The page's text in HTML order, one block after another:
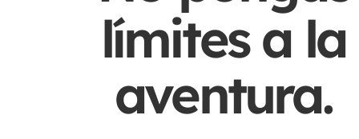
límites a la
aventura.